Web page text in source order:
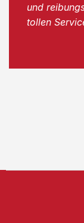
und
tollen